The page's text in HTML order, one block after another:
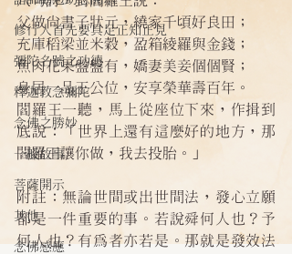
修行人首先要具足正知正見
彌陀名號之功德
釋迦教念彌陀
念佛之勝妙
一般故事
菩薩開示
其他
念佛感應
父做尚書子狀元，繞家千頃好良田；
充庫稻梁並米穀，盈箱綾羅與金錢；
魚肉花果盤盤有，嬌妻美妾個個賢；
身居一品王公位，安享榮華壽百年。
閻羅王一聽，馬上從座位下來，作揖到
底說：「世界上還有這麼好的地方，那
閻羅王讓你做，我去投胎。」
附註：無論世間或出世間法，發心立願
都是一件重要的事。若說舜何人也？予
何人也？有為者亦若是。那就是發效法